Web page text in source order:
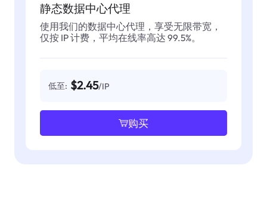
静态数据中心代理
使用我们的数据中心代理，享受无限带宽，
仅按 IP 计费，平均在线率高达 99.5%。
低至: $2.45/IP
购买